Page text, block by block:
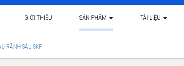
GIỚI THIỆU SẢN PHẨM TÀI LIỆU
RÃNH SÂU SKF